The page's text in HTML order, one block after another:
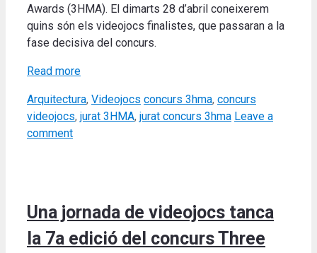
Awards (3HMA). El dimarts 28 d’abril coneixerem
quins són els videojocs finalistes, que passaran a la
fase decisiva del concurs.
Read more
Categories
Arquitectura, Videojocs Tags
concurs 3hma, concurs
videojocs, jurat 3HMA, jurat concurs 3hma Leave a
comment
Una jornada de videojocs tanca
la 7a edició del concurs Three